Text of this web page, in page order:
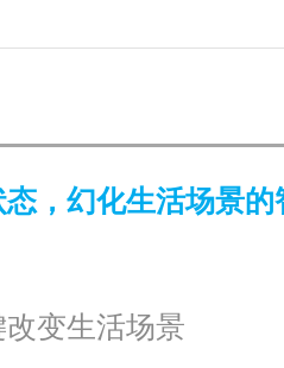
，幻化生活场景的
变生活场景